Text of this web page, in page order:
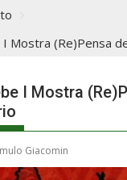
Mostra (Re)Pensa
I Mostra
Giacomin